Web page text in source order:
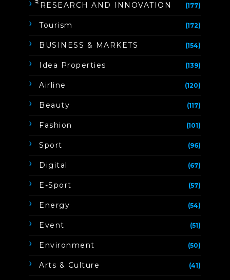
ิิีิิิิิRESEARCH AND INNOVATION (177)
Tourism (172)
BUSINESS & MARKETS (154)
Idea Properties (139)
Airline (120)
Beauty (117)
Fashion (101)
Sport (96)
Digital (67)
E-Sport (57)
Energy (54)
Event (51)
Environment (50)
Arts & Culture (41)